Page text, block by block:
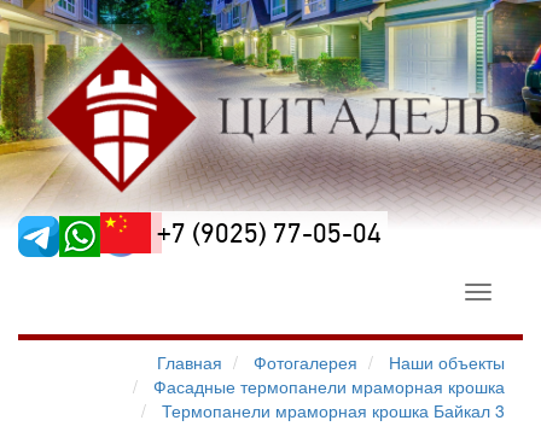
+7 (9025) 77-05-04
Toggle
Главная
Фотогалерея
Наши объекты
Фасадные термопанели мраморная крошка
Термопанели мраморная крошка Байкал 3